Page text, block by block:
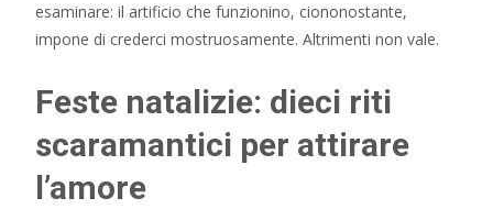
esaminare: il artificio che funzionino, ciononostante,
impone di crederci mostruosamente. Altrimenti non vale.
Feste natalizie: dieci riti
scaramantici per attirare
l’amore